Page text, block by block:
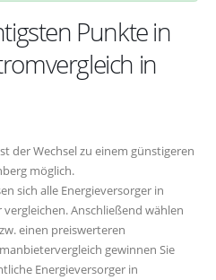
Punkte in
in
der Wechsel zu einem günstigeren
möglich.
sich alle Energieversorger in
Anschließend wählen
einen preiswerteren
gewinnen Sie
Energieversorger in